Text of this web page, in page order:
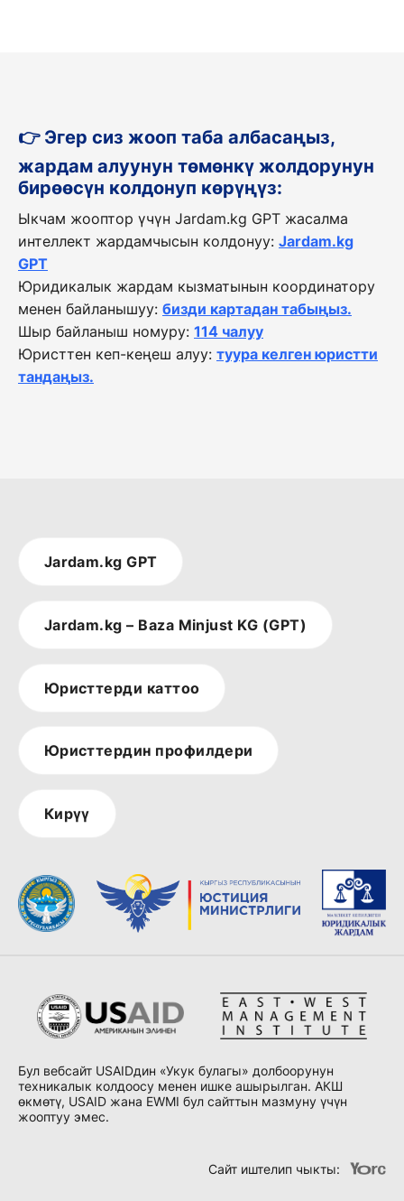
👉 Эгер сиз жооп таба албасаңыз,
жардам алуунун төмөнкү жолдорунун
бирөөсүн колдонуп көрүңүз:
Ыкчам жооптор үчүн Jardam.kg GPT жасалма
интеллект жардамчысын колдонуу: Jardam.kg
GPT
Юридикалык жардам кызматынын координатору
менен байланышуу: бизди картадан табыңыз.
Шыр байланыш номуру: 114 чалуу
Юристтен кеп-кеңеш алуу: туура келген юристти
тандаңыз.
Jardam.kg GPT
Jardam.kg – Baza Minjust KG (GPT)
Юристтерди каттоо
Юристтердин профилдери
Кирүү
Бул вебсайт USAIDдин «Укук булагы» долбоорунун
техникалык колдоосу менен ишке ашырылган. АКШ
өкмөтү, USAID жана EWMI бул сайттын мазмуну үчүн
жооптуу эмес.
Сайт иштелип чыкты: